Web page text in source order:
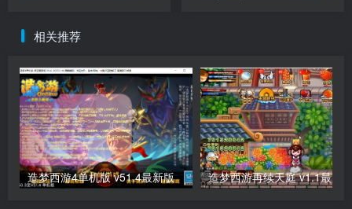
相关推荐
造梦西游4单机版 v51.4最新版 造梦西游再续天庭 v1.1最新